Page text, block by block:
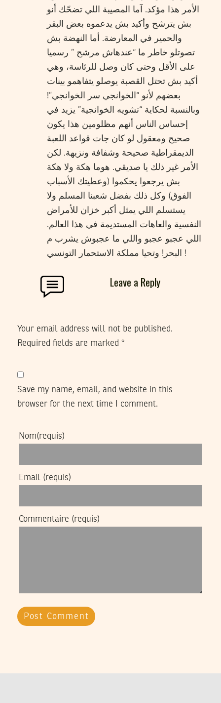
الأمر هذا مؤكد. آما المصيبة اللي تضحّك أنو
بش يترشح وأكيد بش يدعموه بعض البقر
والحمير في المعارضة. أما النهضة بش
تصوتلو خاطر ما “عندهاش مرشح ” رسميا
على الأقل وحتى كان وصل للرئاسة، وهي
أكيد بش تحتل القصبة يوصلو يتفاهمو بينات
بعضهم لأنو “الخوانجي سر الخوانجي”!
وبالنسبة لحكاية “تشويه الخوانجية” يزيد في
إحساس الناس أنهم مظلومين هذا يكون
صحيح ومعقول لو كان جات قواعد اللعبة
الديمقراطية صحيحة وشفافة ونزيهة. لكن
الأمر غير ذلك يا صديقي. هوما هكة ولا هكة
بش يرجعوا يحكموا (وعطيتك الأسباب
الفوق) وكل ذلك بفضل شعبنا المسلم ولا
يستسلم اللي يمثل أكبر خزان للأمراض
النفسية والعاهات المستديمة في هذا العالم.
اللي عجبو عجبو واللي ما عجبوش يشرب م
البحر! وتحيا مملكة الاستحمار التونسي !
Leave a Reply
Your email address will not be published.
Required fields are marked *
Save my name, email, and website in this
browser for the next time I comment.
Nom(requis)
Email (requis)
Commentaire (requis)